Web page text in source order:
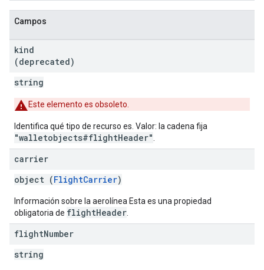
Campos
kind
(deprecated)
string
Este elemento es obsoleto.
Identifica qué tipo de recurso es. Valor: la cadena fija
"walletobjects#flightHeader"
carrier
object (FlightCarrier)
Información sobre la aerolínea Esta es una propiedad
obligatoria de flightHeader
flightNumber
string